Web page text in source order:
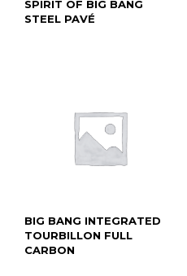
SPIRIT OF BIG BANG
STEEL PAVÉ
BIG BANG INTEGRATED
TOURBILLON FULL
CARBON